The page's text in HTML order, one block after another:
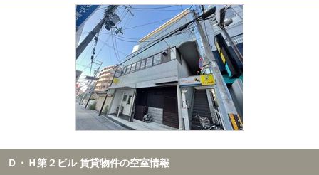
物件特集から
不動産会社から
TOP
Ｄ・Ｈ第２ビル 賃貸物件の空室情報